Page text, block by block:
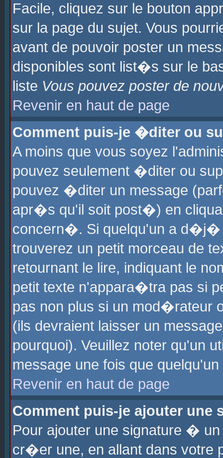
Facile, cliquez sur le bouton
sur la page du sujet. Vous
avant de pouvoir poster un
disponibles sont list�s sur le
liste Vous pouvez poster de
Revenir en haut de page
Comment puis-je �diter ou
A moins que vous soyez
pouvez seulement �diter ou
pouvez �diter un message
apr�s qu'il soit post�) en
concern�. Si quelqu'un a
trouverez un petit morceau de
retournant le lire, indiquant le
petit texte n'appara�tra pas si
pas non plus si un mod�rateur
(ils devraient laisser un
pourquoi). Veuillez noter qu'un
message une fois que
Revenir en haut de page
Comment puis-je ajouter une
Pour ajouter une signature �
cr�er une, en allant dans